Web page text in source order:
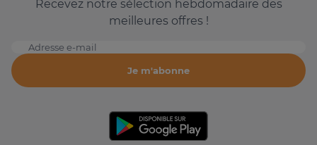
Recevez notre sélection hebdomadaire des
meilleures offres !
Adresse e-mail
Je m'abonne